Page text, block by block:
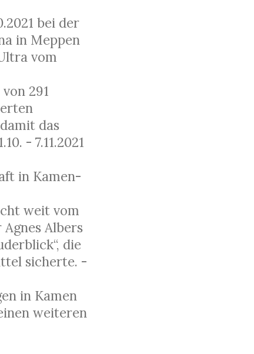
bei der
in Meppen
vom
291
das
- 7.11.2021
in Kamen-
weit vom
Albers
die
sicherte. -
in Kamen
weiteren